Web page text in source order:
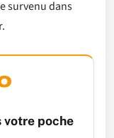
survenu dans
votre poche